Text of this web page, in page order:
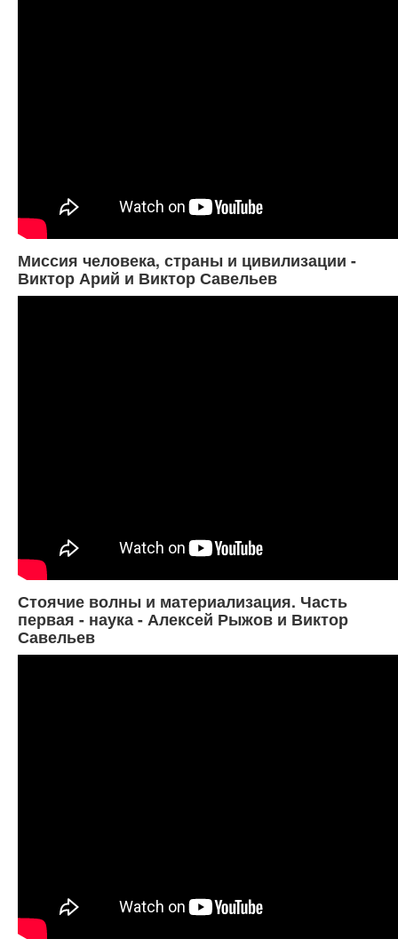
Миссия человека, страны и цивилизации -
Виктор Арий и Виктор Савельев
Стоячие волны и материализация. Часть
первая - наука - Алексей Рыжов и Виктор
Савельев